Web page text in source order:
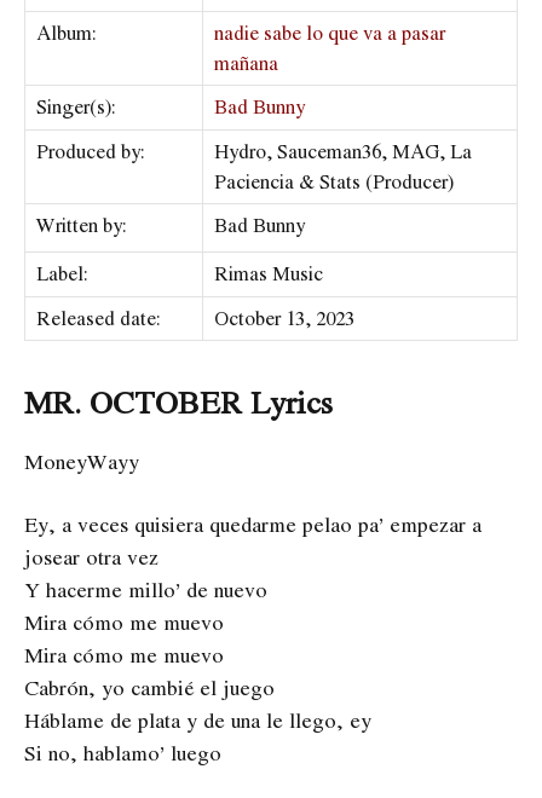
Album:
nadie sabe lo que va a pasar
mañana
Singer(s):
Bad Bunny
Produced by:
Hydro, Sauceman36, MAG, La
Paciencia & Stats (Producer)
Written by:
Bad Bunny
Label:
​Rimas Music
Released date:
October 13, 2023
MR. OCTOBER Lyrics
MoneyWayy
Ey, a veces quisiera quedarme pelao pa’ empezar a
josear otra vez
Y hacerme millo’ de nuevo
Mira cómo me muevo
Mira cómo me muevo
Cabrón, yo cambié el juego
Háblame de plata y de una le llego, ey
Si no, hablamo’ luego